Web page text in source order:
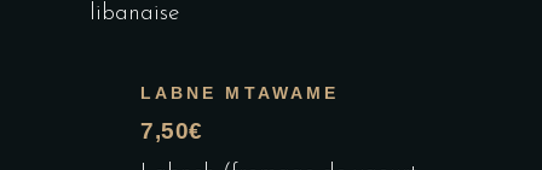
libanaise
LABNE MTAWAME
7,50€